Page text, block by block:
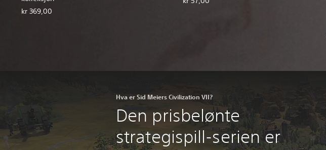
kr 369,00
Hva er Sid Meiers Civilization VII?
Den prisbelønte
strategispill-serien er